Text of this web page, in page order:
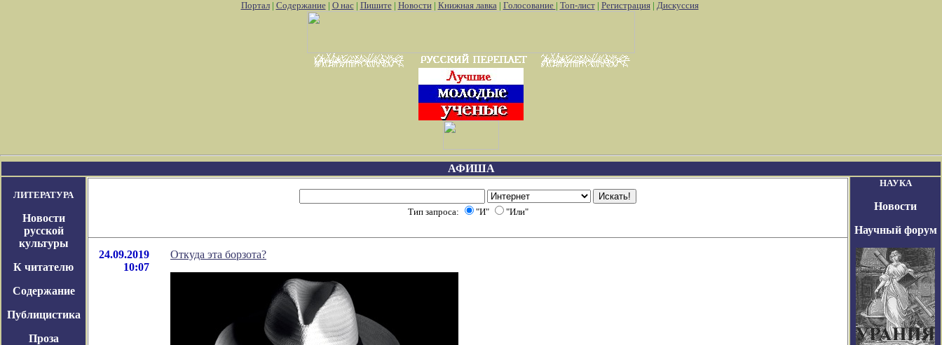
Портал| Содержание| О нас| Пишите| Новости| Книжная лавка| Голосование | Топ-лист| Регистрация| Дискуссия
АФИША
Игра маджонг покемоны играть онлайн
ЛИТЕРАТУРА
Новости
русской
культуры
К читателю
Содержание
Публицистика
Проза
Тип запроса: "И" "Или"
24.09.2019
10:07
Откуда эта борзота?
НАУКА
Новости
Научный форум